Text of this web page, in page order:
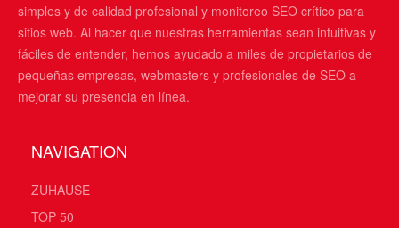
simples y de calidad profesional y monitoreo SEO crítico para
sitios web. Al hacer que nuestras herramientas sean intuitivas y
fáciles de entender, hemos ayudado a miles de propietarios de
pequeñas empresas, webmasters y profesionales de SEO a
mejorar su presencia en línea.
NAVIGATION
ZUHAUSE
TOP 50